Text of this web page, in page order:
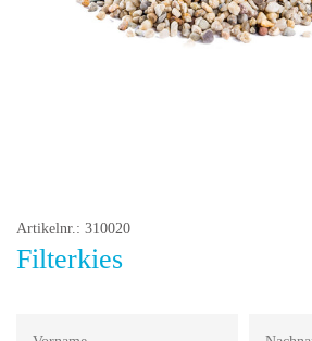
Artikelnr.: 310020
Filterkies